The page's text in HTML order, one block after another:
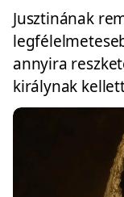
Jusztinának
annyira
királynak